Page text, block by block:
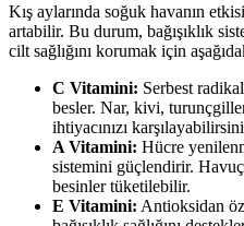
Kış aylarında soğuk havanın
artabilir. Bu durum, bağışıklık
cilt sağlığını korumak için
C Vitamini: Serbest
besler. Nar, kivi,
ihtiyacınızı
A Vitamini: Hücre
sistemini güçlendirir.
besinler tüketilebilir.
E Vitamini: Antioksidan